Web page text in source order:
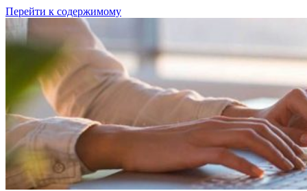
Перейти к содержимому